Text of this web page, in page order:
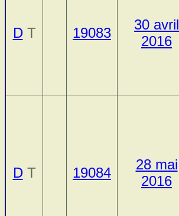
DT 19083
30 avril
2016
DT 19084
28 mai
2016